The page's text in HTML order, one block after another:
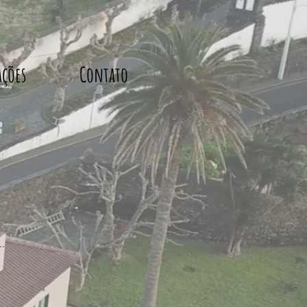
PT | EN
Contato